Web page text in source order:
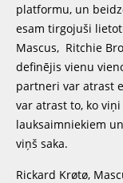
platformu, un
esam tirgojuši
Mascus, Ritchie
definējis vienu
partneri var atrast
var atrast to, ko
lauksaimniekiem
viņš saka.
Rickard Krøtø,